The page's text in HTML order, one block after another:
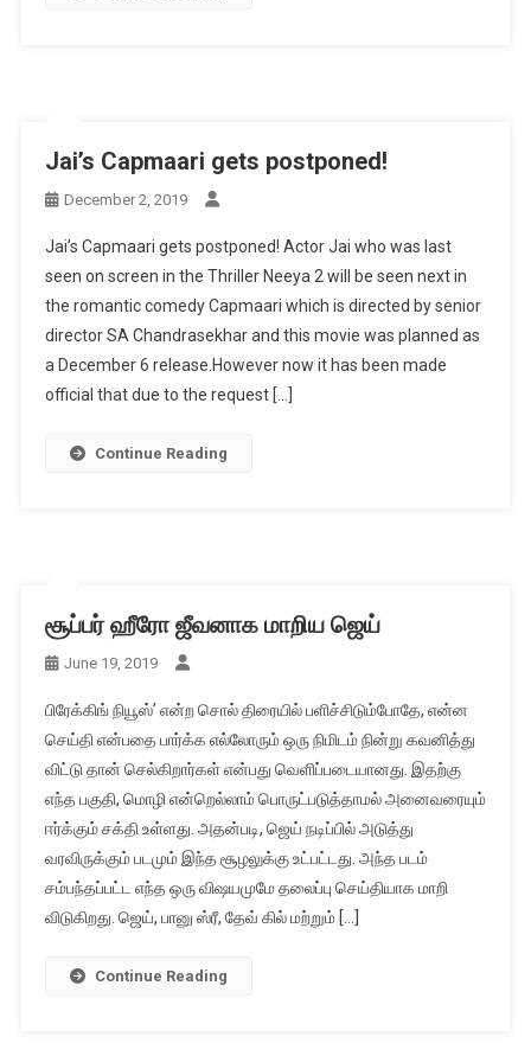
Jai’s Capmaari gets postponed!
December 2, 2019
Jai’s Capmaari gets postponed! Actor Jai who was last
seen on screen in the Thriller Neeya 2 will be seen next in
the romantic comedy Capmaari which is directed by senior
director SA Chandrasekhar and this movie was planned as
a December 6 release.However now it has been made
official that due to the request […]
Continue Reading
சூப்பர் ஹீரோ ஜீவனாக மாறிய ஜெய்
June 19, 2019
பிரேக்கிங் நியூஸ்’ என்ற சொல் திரையில் பளிச்சிடும்போதே, என்ன
செய்தி என்பதை பார்க்க எல்லோரும் ஒரு நிமிடம் நின்று கவனித்து
விட்டு தான் செல்கிறார்கள் என்பது வெளிப்படையானது. இதற்கு
எந்த பகுதி, மொழி என்றெல்லாம் பொருட்படுத்தாமல் அனைவரையும்
ஈர்க்கும் சக்தி உள்ளது. அதன்படி, ஜெய் நடிப்பில் அடுத்து
வரவிருக்கும் படமும் இந்த சூழலுக்கு உட்பட்டது. அந்த படம்
சம்பந்தப்பட்ட எந்த ஒரு விஷயமுமே தலைப்பு செய்தியாக மாறி
விடுகிறது. ஜெய், பானு ஸ்ரீ, தேவ் கில் மற்றும் […]
Continue Reading